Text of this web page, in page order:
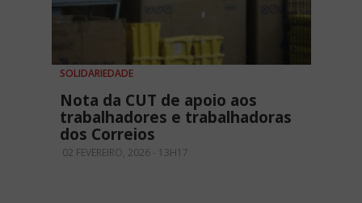
SOLIDARIEDADE
Nota da CUT de apoio aos
trabalhadores e trabalhadoras
dos Correios
02 FEVEREIRO, 2026 - 13H17